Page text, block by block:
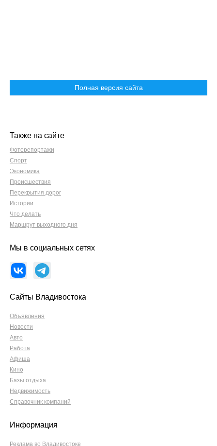
Полная версия сайта
Также на сайте
Фоторепортажи
Спорт
Экономика
Происшествия
Перекрытия дорог
Истории
Что делать
Маршрут выходного дня
Мы в социальных сетях
Сайты Владивостока
Объявления
Новости
Авто
Работа
Афиша
Кино
Базы отдыха
Недвижимость
Справочник компаний
Информация
Реклама во Владивостоке